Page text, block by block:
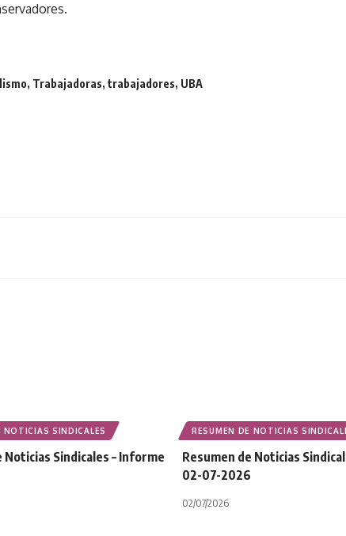
, Trabajadoras, trabajadores, UBA
NOTICIAS SINDICALES
Noticias Sindicales – Informe
RESUMEN DE NOTICIAS
Resumen de Noticias
02-07-2026
02/07/2026